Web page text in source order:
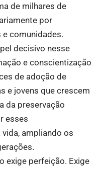
de milhares de
por
comunidades.
decisivo nesse
e conscientização
de adoção de
e jovens que crescem
da preservação
esses
ampliando os
exige perfeição. Exige